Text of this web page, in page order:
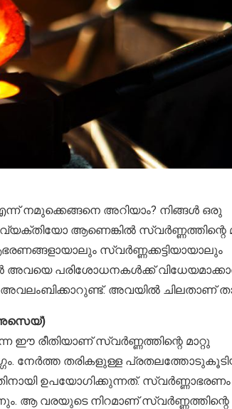
നമുക്കെങ്ങനെ അറിയാം? നിങ്ങൾ ഒരു
ആണെങ്കിൽ സ്വർണ്ണത്തിന്റെ
സ്വർണ്ണക്കട്ടിയായാലും
അവയെ പരിശോധനകൾക്ക്
അവലംബിക്കാറുണ്ട്. അവയിൽ ചിലതാണ്
അസെയ്)
രീതിയാണ് സ്വർണ്ണത്തിന്റെ മാറ്റു
നേർത്ത തരികളുള്ള
ഉപയോഗിക്കുന്നത്. സ്വർണ്ണാഭരണം
ആ വരയുടെ നിറമാണ് സ്വർണ്ണത്തിന്റെ